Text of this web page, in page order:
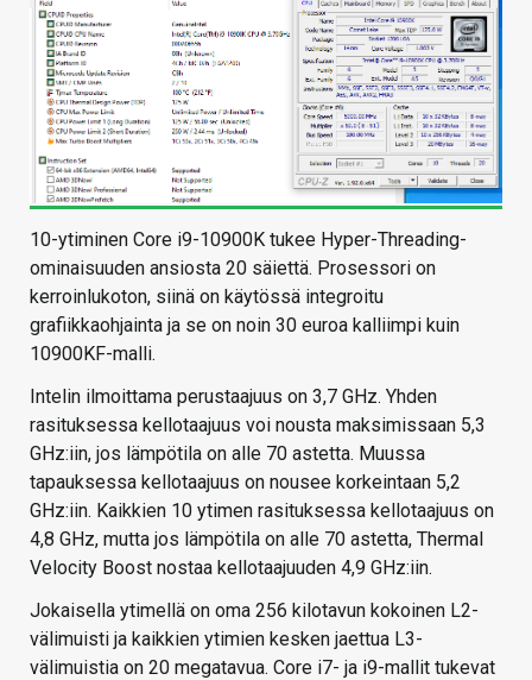
10-ytiminen Core i9-10900K tukee Hyper-Threading-
ominaisuuden ansiosta 20 säiettä. Prosessori on
kerroinlukoton, siinä on käytössä integroitu
grafiikkaohjainta ja se on noin 30 euroa kalliimpi kuin
10900KF-malli.
Intelin ilmoittama perustaajuus on 3,7 GHz. Yhden
rasituksessa kellotaajuus voi nousta maksimissaan 5,3
GHz:iin, jos lämpötila on alle 70 astetta. Muussa
tapauksessa kellotaajuus on nousee korkeintaan 5,2
GHz:iin. Kaikkien 10 ytimen rasituksessa kellotaajuus on
4,8 GHz, mutta jos lämpötila on alle 70 astetta, Thermal
Velocity Boost nostaa kellotaajuuden 4,9 GHz:iin.
Jokaisella ytimellä on oma 256 kilotavun kokoinen L2-
välimuisti ja kaikkien ytimien kesken jaettua L3-
välimuistia on 20 megatavua. Core i7- ja i9-mallit tukevat